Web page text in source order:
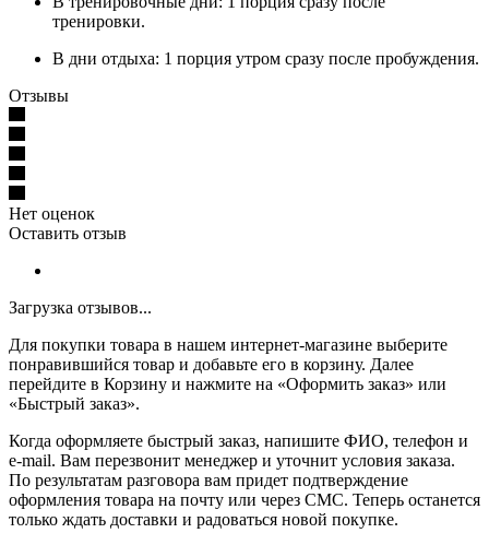
тренировки.
В дни отдыха: 1 порция утром сразу после пробуждения.
Отзывы
Нет оценок
Оставить отзыв
Загрузка отзывов...
Для покупки товара в нашем интернет-магазине выберите
понравившийся товар и добавьте его в корзину. Далее
перейдите в Корзину и нажмите на «Оформить заказ» или
«Быстрый заказ».
Когда оформляете быстрый заказ, напишите ФИО, телефон и
e-mail. Вам перезвонит менеджер и уточнит условия заказа.
По результатам разговора вам придет подтверждение
оформления товара на почту или через СМС. Теперь останется
только ждать доставки и радоваться новой покупке.